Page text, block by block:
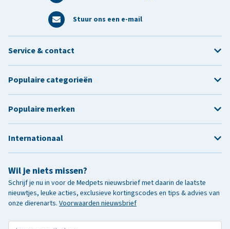
Stuur ons een e-mail
Wil je niets missen?
Schrijf je nu in voor de Medpets nieuwsbrief met daarin de laatste
nieuwtjes, leuke acties, exclusieve kortingscodes en tips & advies van
onze dierenarts. Voorwaarden nieuwsbrief
Service & contact
Populaire categorieën
Populaire merken
Internationaal